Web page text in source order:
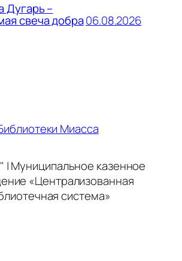
–
свеча добра06.08.2026
Миасса
Муниципальное казенное
«Централизованная
система»